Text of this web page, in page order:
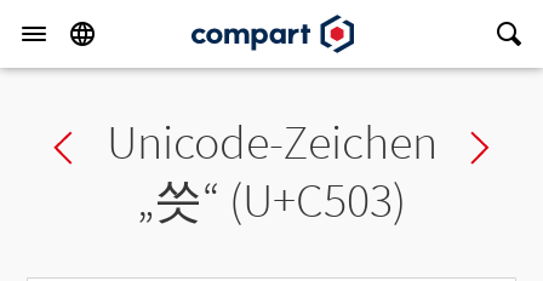
Previous char
Unicode-Zeichen
„씃“ (U+C503)